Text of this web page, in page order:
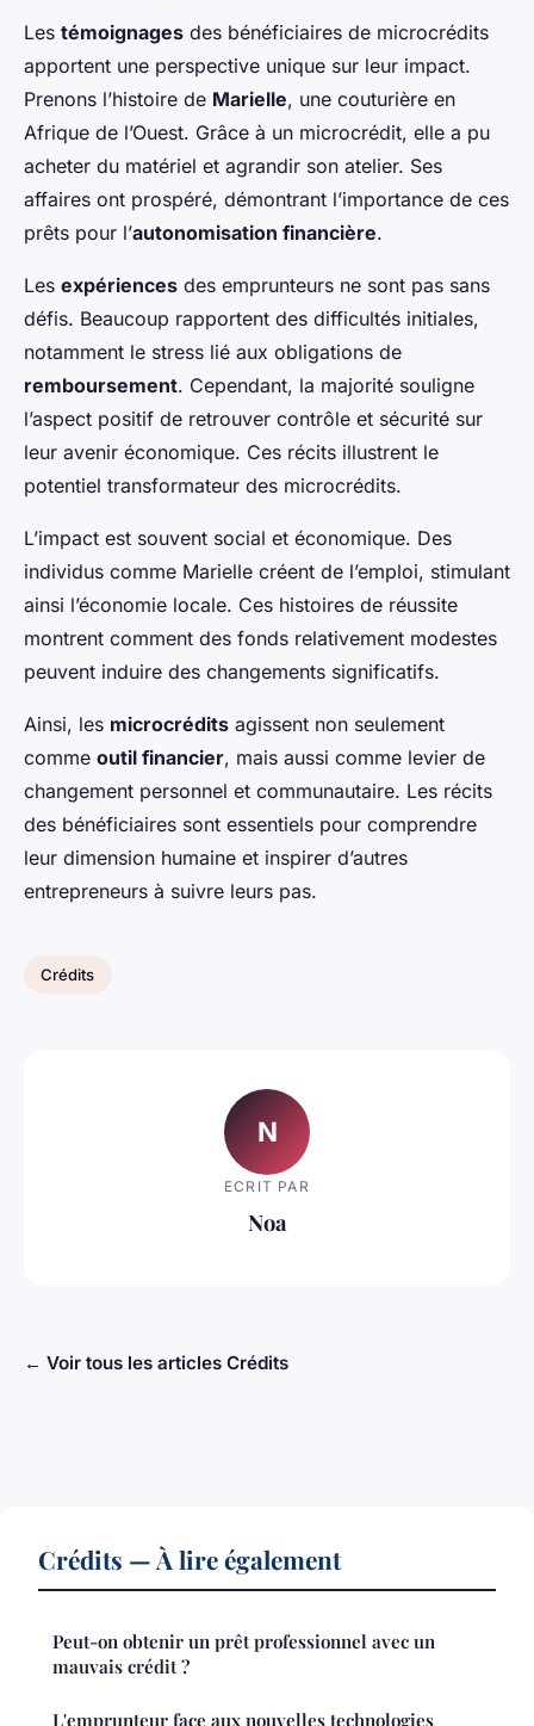
Les témoignages des bénéficiaires de microcrédits
apportent une perspective unique sur leur impact.
Prenons l’histoire de Marielle, une couturière en
Afrique de l’Ouest. Grâce à un microcrédit, elle a pu
acheter du matériel et agrandir son atelier. Ses
affaires ont prospéré, démontrant l’importance de ces
prêts pour l’autonomisation financière.
Les expériences des emprunteurs ne sont pas sans
défis. Beaucoup rapportent des difficultés initiales,
notamment le stress lié aux obligations de
remboursement. Cependant, la majorité souligne
l’aspect positif de retrouver contrôle et sécurité sur
leur avenir économique. Ces récits illustrent le
potentiel transformateur des microcrédits.
L’impact est souvent social et économique. Des
individus comme Marielle créent de l’emploi, stimulant
ainsi l’économie locale. Ces histoires de réussite
montrent comment des fonds relativement modestes
peuvent induire des changements significatifs.
Ainsi, les microcrédits agissent non seulement
comme outil financier, mais aussi comme levier de
changement personnel et communautaire. Les récits
des bénéficiaires sont essentiels pour comprendre
leur dimension humaine et inspirer d’autres
entrepreneurs à suivre leurs pas.
Crédits
N
ECRIT PAR
Noa
← Voir tous les articles Crédits
Crédits — À lire également
Peut-on obtenir un prêt professionnel avec un
mauvais crédit ?
L'emprunteur face aux nouvelles technologies